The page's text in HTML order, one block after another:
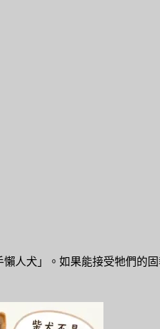
人犬」。如果能接受牠們的